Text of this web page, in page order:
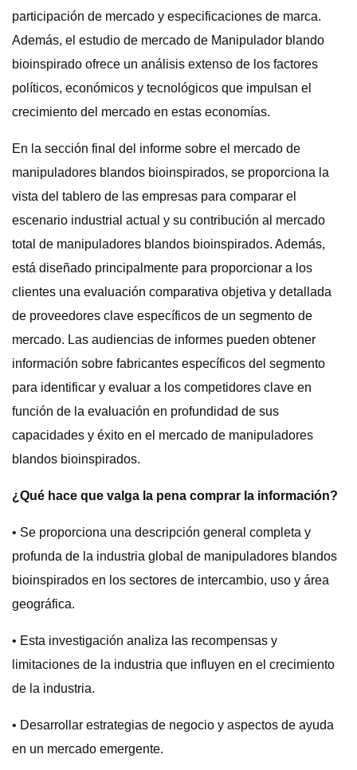
participación de mercado y especificaciones de marca.
Además, el estudio de mercado de Manipulador blando
bioinspirado ofrece un análisis extenso de los factores
políticos, económicos y tecnológicos que impulsan el
crecimiento del mercado en estas economías.
En la sección final del informe sobre el mercado de
manipuladores blandos bioinspirados, se proporciona la
vista del tablero de las empresas para comparar el
escenario industrial actual y su contribución al mercado
total de manipuladores blandos bioinspirados. Además,
está diseñado principalmente para proporcionar a los
clientes una evaluación comparativa objetiva y detallada
de proveedores clave específicos de un segmento de
mercado. Las audiencias de informes pueden obtener
información sobre fabricantes específicos del segmento
para identificar y evaluar a los competidores clave en
función de la evaluación en profundidad de sus
capacidades y éxito en el mercado de manipuladores
blandos bioinspirados.
¿Qué hace que valga la pena comprar la información?
• Se proporciona una descripción general completa y
profunda de la industria global de manipuladores blandos
bioinspirados en los sectores de intercambio, uso y área
geográfica.
• Esta investigación analiza las recompensas y
limitaciones de la industria que influyen en el crecimiento
de la industria.
• Desarrollar estrategias de negocio y aspectos de ayuda
en un mercado emergente.